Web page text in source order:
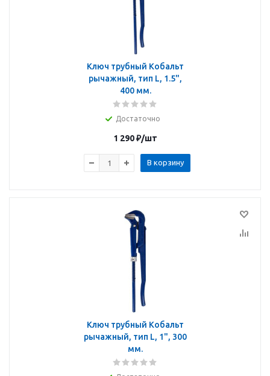
Ключ трубный Кобальт
рычажный, тип L, 1.5",
400 мм.
Достаточно
1 290₽/шт
В корзину
Ключ трубный Кобальт
рычажный, тип L, 1", 300
мм.